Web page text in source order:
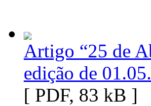
Artigo “25 de
edição de
[ PDF, 83 kB ]